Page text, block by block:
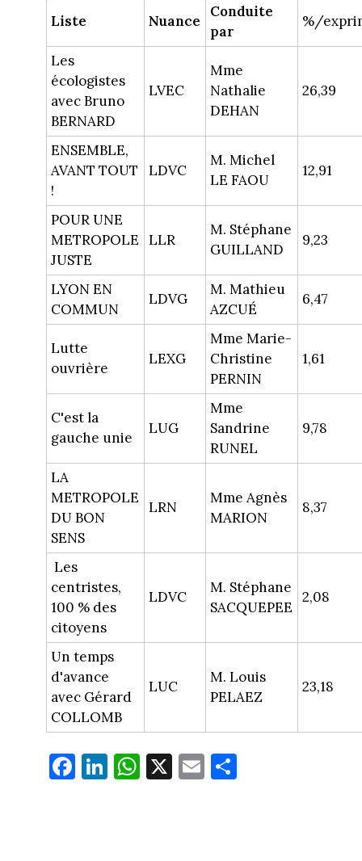
Liste Nuance
Conduite
par
%/
Les
écologistes
avec Bruno
BERNARD
LVEC
Mme
Nathalie
DEHAN
26,39
ENSEMBLE,
AVANT TOUT
!
LDVC
M. Michel
LE FAOU
12,91
POUR UNE
METROPOLE
JUSTE
LLR
M. Stéphane
GUILLAND
9,23
LYON EN
COMMUN
LDVG
M. Mathieu
AZCUÉ
6,47
Lutte
ouvrière
LEXG
Mme Marie-
Christine
PERNIN
1,61
C'est la
gauche unie
LUG
Mme
Sandrine
RUNEL
9,78
LA
METROPOLE
DU BON
SENS
LRN
Mme Agnès
MARION
8,37
Les
centristes,
100 % des
citoyens
LDVC
M. Stéphane
SACQUEPEE
2,08
Un temps
d'avance
avec Gérard
COLLOMB
LUC
M. Louis
PELAEZ
23,18
Fa
ce
Li
nk
W
ha
X E
m
Pa